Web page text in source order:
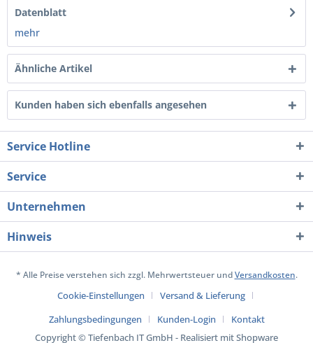
Datenblatt
mehr
Ähnliche Artikel
Kunden haben sich ebenfalls angesehen
Service Hotline
Service
Unternehmen
Hinweis
* Alle Preise verstehen sich zzgl. Mehrwertsteuer undVersandkosten.
Cookie-Einstellungen
Versand & Lieferung
Zahlungsbedingungen
Kunden-Login
Kontakt
Copyright © Tiefenbach IT GmbH - Realisiert mit Shopware